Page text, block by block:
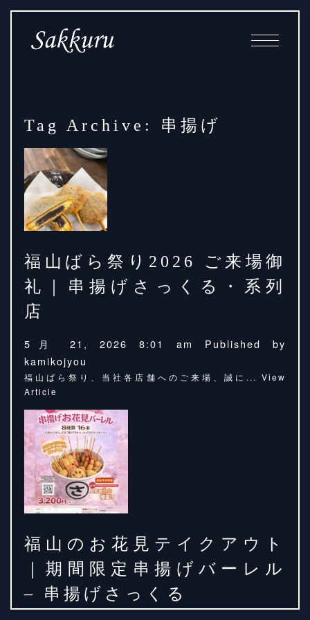
Skip
ContentNavigation
Tag Archive: 串揚げ
福山ばら祭り2026 ご来場御
礼｜串揚げさっくる・系列
店
5月 21, 2026 8:01 am
Published by
kamikojyou
福山ばら祭り、当社各店舗へのご来場、誠に... View
Article
福山のお花見テイクアウト
｜期間限定串揚げバーレル
– 串揚げさっくる